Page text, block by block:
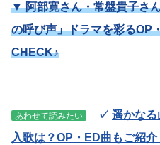
▼阿部寛さん・常盤貴子さ
の呼び声」ドラマを彩るOP
CHECK♪
あわせて読みたい ✓ 遥かなる
入歌は？OP・ED曲もご紹介